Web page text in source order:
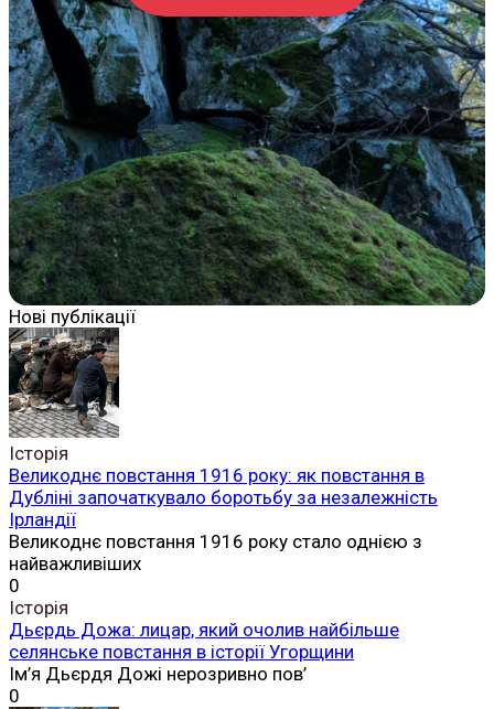
Нові публікації
Історія
Великоднє повстання 1916 року: як повстання в
Дубліні започаткувало боротьбу за незалежність
Ірландії
Великоднє повстання 1916 року стало однією з
найважливіших
0
Історія
Дьєрдь Дожа: лицар, який очолив найбільше
селянське повстання в історії Угорщини
Ім’я Дьєрдя Дожі нерозривно пов’
0